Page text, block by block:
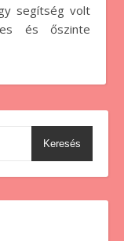
segítség volt
és őszinte
Keresés